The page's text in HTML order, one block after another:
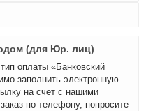
(для Юр. лиц)
оплаты «Банковский
заполнить электронную
на счет с нашими
по телефону, попросите